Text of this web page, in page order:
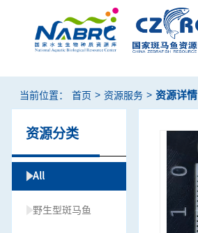
当前位置： 首页 > 资源服务 > 资源详情
资源分类
All
野生型斑马鱼